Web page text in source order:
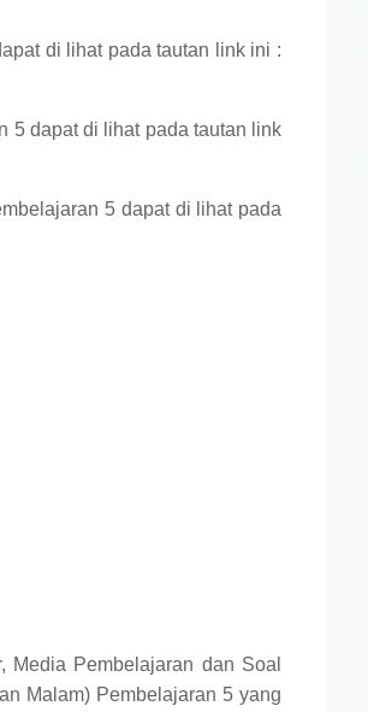
di lihat pada tautan link ini :
5 dapat di lihat pada tautan link
5 dapat di lihat pada
Media Pembelajaran dan Soal
Malam) Pembelajaran 5 yang